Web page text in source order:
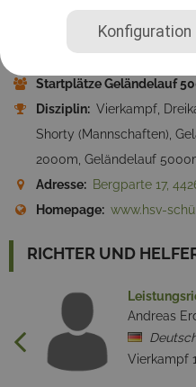
Konfiguration
Startplätze Shorty
Startplätze Geländelauf
Startplätze Geländelauf
Disziplin: Vierkampf,
Shorty (Mannschaften),
2000m, Geländelauf
Adresse: Bergparte 17,
Homepage: www.hsv-
RICHTER UND
Andreas